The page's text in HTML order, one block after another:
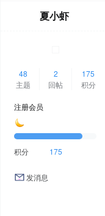
夏小虾
48
主题
2
回帖
175
积分
注册会员
积分 175
发消息